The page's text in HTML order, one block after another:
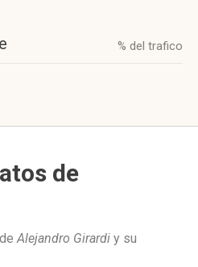
% del trafico
de
Alejandro Girardi y su